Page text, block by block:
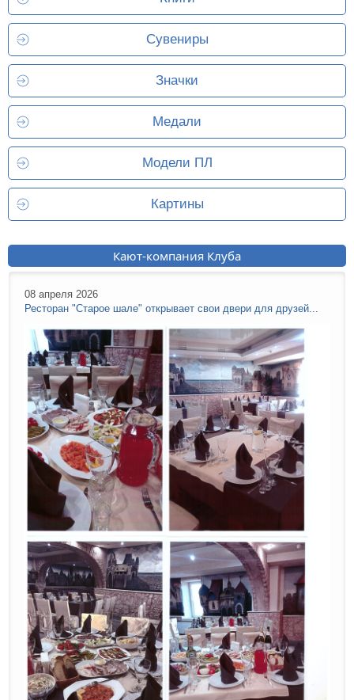
Сувениры
Значки
Медали
Модели ПЛ
Картины
Кают-компания Клуба
08 апреля 2026
Ресторан "Старое шале" открывает свои двери для друзей...